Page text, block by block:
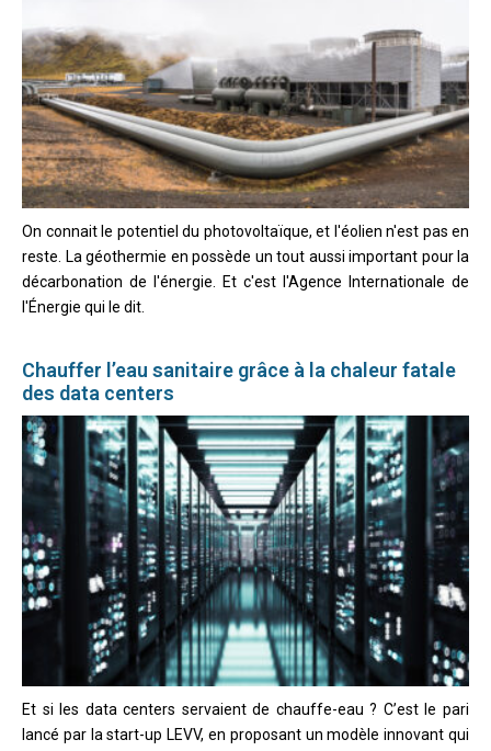
On connait le potentiel du photovoltaïque, et l'éolien n'est pas en
reste. La géothermie en possède un tout aussi important pour la
décarbonation de l'énergie. Et c'est l'Agence Internationale de
l'Énergie qui le dit.
Chauffer l’eau sanitaire grâce à la chaleur fatale
des data centers
Et si les data centers servaient de chauffe-eau ? C’est le pari
lancé par la start-up LEVV, en proposant un modèle innovant qui